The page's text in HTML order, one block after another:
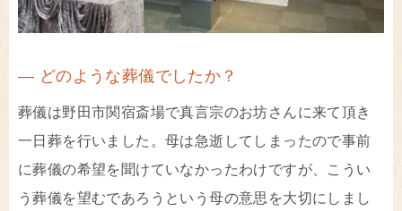
― どのような葬儀でしたか？
葬儀は野田市関宿斎場で真言宗のお坊さんに来て頂き
一日葬を行いました。母は急逝してしまったので事前
に葬儀の希望を聞けていなかったわけですが、こうい
う葬儀を望むであろうという母の意思を大切にしまし